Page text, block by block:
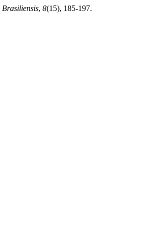
Brasiliensis, 8(15), 185-197.